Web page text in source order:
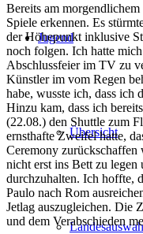
Jugend
Übersicht
Bereits am
Spiele erkennen. Es
der Höhepunkt inklusive
noch folgen. Ich hatte
Abschlussfeier im TV zu
Künstler im vom Regen
habe, wusste ich, dass ich
Hinzu kam, dass ich
(22.08.) den Shuttle zum
ernsthafte Zweifel hatte,
Ceremony
nicht erst ins Bett zu
durchzuhalten. Ich hoffte,
Paulo nach Rom
Jetlag auszugleichen. Die
und dem Verabschieden